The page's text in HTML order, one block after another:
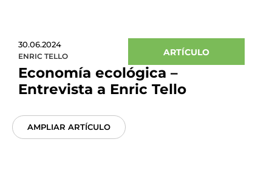
30.06.2024
ENRIC TELLO ARTÍCULO
Economía ecológica –
Entrevista a Enric Tello
AMPLIAR ARTÍCULO